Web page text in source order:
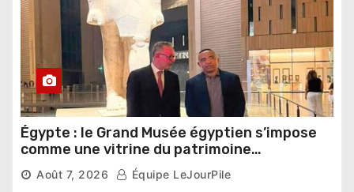
Égypte : le Grand Musée égyptien s’impose
comme une vitrine du patrimoine
pharaonique auprès des dirigeants
étrangers
Août 7, 2026 Équipe LeJourPile